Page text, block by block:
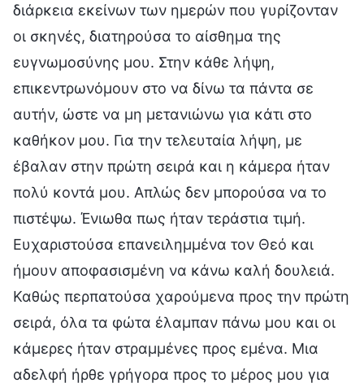
διάρκεια εκείνων των ημερών που γυρίζονταν
οι σκηνές, διατηρούσα το αίσθημα της
ευγνωμοσύνης μου. Στην κάθε λήψη,
επικεντρωνόμουν στο να δίνω τα πάντα σε
αυτήν, ώστε να μη μετανιώνω για κάτι στο
καθήκον μου. Για την τελευταία λήψη, με
έβαλαν στην πρώτη σειρά και η κάμερα ήταν
πολύ κοντά μου. Απλώς δεν μπορούσα να το
πιστέψω. Ένιωθα πως ήταν τεράστια τιμή.
Ευχαριστούσα επανειλημμένα τον Θεό και
ήμουν αποφασισμένη να κάνω καλή δουλειά.
Καθώς περπατούσα χαρούμενα προς την πρώτη
σειρά, όλα τα φώτα έλαμπαν πάνω μου και οι
κάμερες ήταν στραμμένες προς εμένα. Μια
αδελφή ήρθε γρήγορα προς το μέρος μου για